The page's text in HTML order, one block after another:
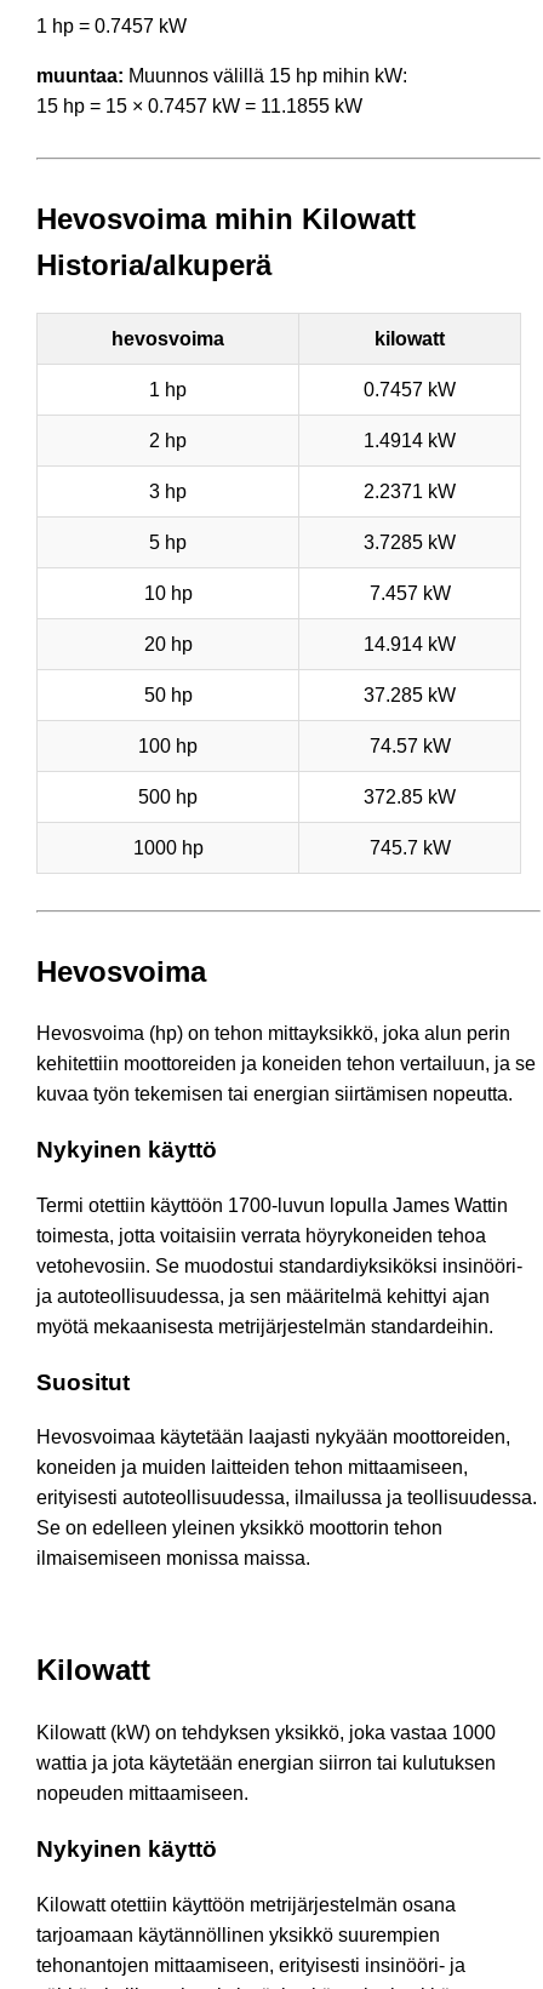
1 hp = 0.7457 kW
muuntaa: Muunnos välillä 15 hp mihin kW:
15 hp = 15 × 0.7457 kW = 11.1855 kW
Hevosvoima mihin Kilowatt
Historia/alkuperä
hevosvoima kilowatt
1 hp 0.7457 kW
2 hp 1.4914 kW
3 hp 2.2371 kW
5 hp 3.7285 kW
10 hp 7.457 kW
20 hp 14.914 kW
50 hp 37.285 kW
100 hp 74.57 kW
500 hp 372.85 kW
1000 hp 745.7 kW
Hevosvoima
Hevosvoima (hp) on tehon mittayksikkö, joka alun perin
kehitettiin moottoreiden ja koneiden tehon vertailuun, ja se
kuvaa työn tekemisen tai energian siirtämisen nopeutta.
Nykyinen käyttö
Termi otettiin käyttöön 1700-luvun lopulla James Wattin
toimesta, jotta voitaisiin verrata höyrykoneiden tehoa
vetohevosiin. Se muodostui standardiyksiköksi insinööri-
ja autoteollisuudessa, ja sen määritelmä kehittyi ajan
myötä mekaanisesta metrijärjestelmän standardeihin.
Suositut
Hevosvoimaa käytetään laajasti nykyään moottoreiden,
koneiden ja muiden laitteiden tehon mittaamiseen,
erityisesti autoteollisuudessa, ilmailussa ja teollisuudessa.
Se on edelleen yleinen yksikkö moottorin tehon
ilmaisemiseen monissa maissa.
Kilowatt
Kilowatt (kW) on tehdyksen yksikkö, joka vastaa 1000
wattia ja jota käytetään energian siirron tai kulutuksen
nopeuden mittaamiseen.
Nykyinen käyttö
Kilowatt otettiin käyttöön metrijärjestelmän osana
tarjoamaan käytännöllinen yksikkö suurempien
tehonantojen mittaamiseen, erityisesti insinööri- ja